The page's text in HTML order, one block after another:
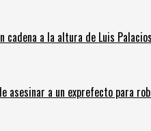
a la altura de Luis Palacios
asesinar a un exprefecto para